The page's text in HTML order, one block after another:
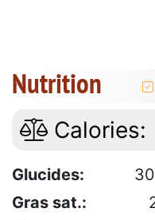
Nutrition
Calories:
Glucides:
Gras sat.: